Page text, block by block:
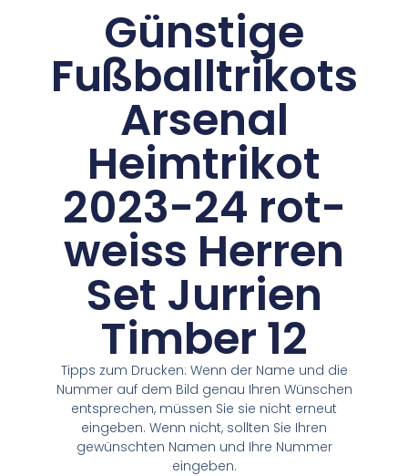
Günstige
Fußballtrikots
Arsenal
Heimtrikot
2023-24 rot-
weiss Herren
Set Jurrien
Timber 12
Tipps zum Drucken: Wenn der Name und die
Nummer auf dem Bild genau Ihren Wünschen
entsprechen, müssen Sie sie nicht erneut
eingeben. Wenn nicht, sollten Sie Ihren
gewünschten Namen und Ihre Nummer
eingeben.